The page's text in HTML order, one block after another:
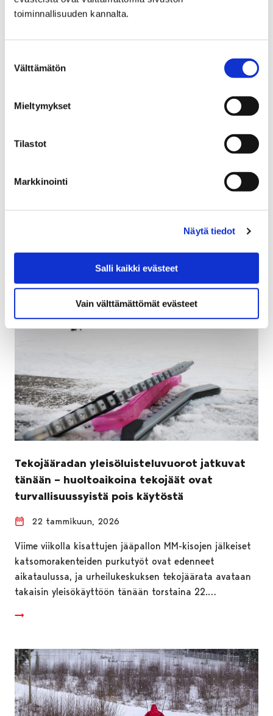
toiminnallisuuden kannalta.
valinta
Välttämätön
Mieltymykset
Tilastot
Markkinointi
Näytä tiedot
Salli kaikki evästeet
Vain välttämättömät evästeet
tapahtumaa tulevana lauantaina
Tekojääradan yleisöluisteluvuorot jatkuvat
tänään – huoltoaikoina tekojäät ovat
turvallisuussyistä pois käytöstä
22 tammikuun, 2026
Viime viikolla kisattujen jääpallon MM-kisojen jälkeiset
katsomorakenteiden purkutyöt ovat edenneet
aikataulussa, ja urheilukeskuksen tekojäärata avataan
takaisin yleisökäyttöön tänään torstaina 22.…